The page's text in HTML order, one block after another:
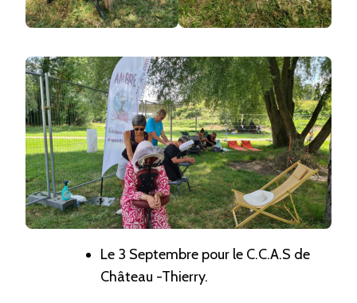
Le 3 Septembre pour le C.C.A.S de
Château -Thierry.